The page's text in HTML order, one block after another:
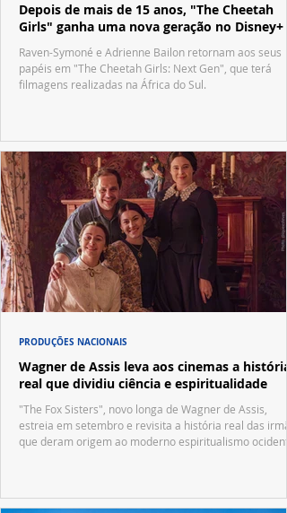
Depois de mais de 15 anos, "The Cheetah
Girls" ganha uma nova geração no Disney+
Raven-Symoné e Adrienne Bailon retornam aos seus
papéis em "The Cheetah Girls: Next Gen", que terá
filmagens realizadas na África do Sul.
Wagner de Assis leva aos cinemas a história
real que dividiu ciência e espiritualidade
"The Fox Sisters", novo longa de Wagner de Assis,
estreia em setembro e revisita a história real das
que deram origem ao moderno espiritualismo
PRODUÇÕES NACIONAIS